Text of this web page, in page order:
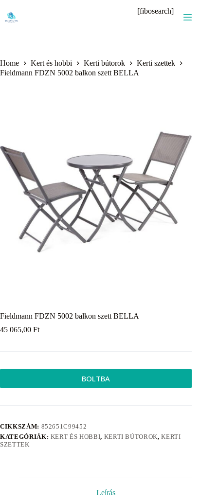
content
[fibosearch]
Home Kert és hobbi Kerti bútorok
Kerti szettek
Fieldmann FDZN 5002 balkon szett BELLA
Fieldmann FDZN 5002 balkon szett BELLA
45 065,00 Ft
BOLTBA
CIKKSZÁM: 852651C99452
KATEGÓRIÁK: KERT ÉS HOBBI, KERTI BÚTOROK,KERTI
SZETTEK
Leírás